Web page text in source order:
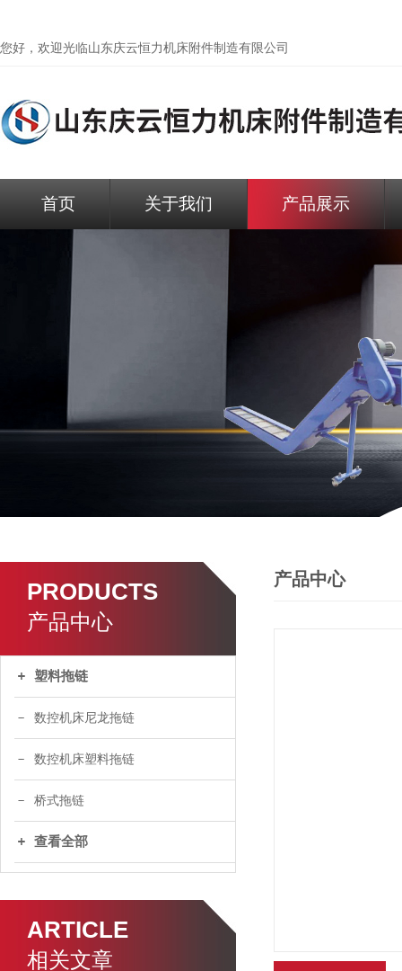
您好，欢迎光临山东庆云恒力机床附件制造有限公司
首页 关于我们 产品展示
PRODUCTS
产品中心
塑料拖链
数控机床尼龙拖链
数控机床塑料拖链
桥式拖链
查看全部
ARTICLE
相关文章
产品中心